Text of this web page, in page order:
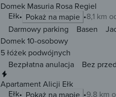
Domek Masuria Rosa Regiel
Ełk
Pokaż na mapie
8,1 km
Darmowy parking
Basen
Domek 10-osobowy
5 łóżek podwójnych
Bezpłatna anulacja
Bez
Apartament Alicji Ełk
Ełk
Pokaż na mapie 9,8 km